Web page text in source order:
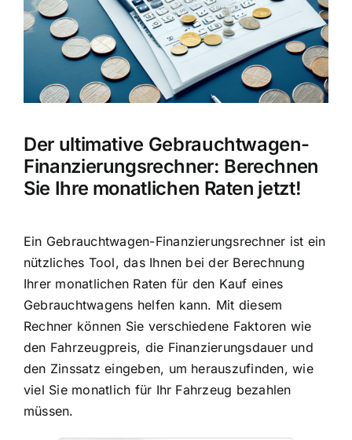
Der ultimative Gebrauchtwagen-
Finanzierungsrechner: Berechnen
Sie Ihre monatlichen Raten jetzt!
Ein Gebrauchtwagen-Finanzierungsrechner ist ein
nützliches Tool, das Ihnen bei der Berechnung
Ihrer monatlichen Raten für den Kauf eines
Gebrauchtwagens helfen kann. Mit diesem
Rechner können Sie verschiedene Faktoren wie
den Fahrzeugpreis, die Finanzierungsdauer und
den Zinssatz eingeben, um herauszufinden, wie
viel Sie monatlich für Ihr Fahrzeug bezahlen
müssen.